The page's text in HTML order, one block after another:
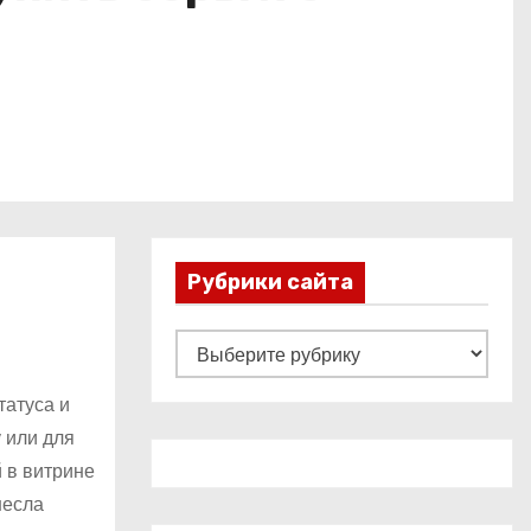
и
или для
в витрине
Рубрики сайта
у